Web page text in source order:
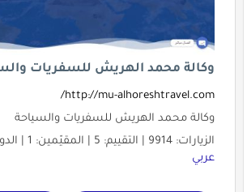
وكالة محمد الهريش للسفريات
http://mu-alhoreshtravel.com/
وكالة محمد الهريش للسفريات والسياحة
الزيارات: 9914 | التقييم: 5 | المقيّمين: 1 | الدولة:
عربي